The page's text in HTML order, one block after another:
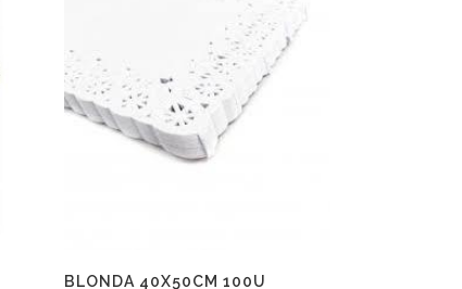
BLONDA 40X50CM 100U